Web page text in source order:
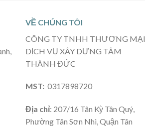
VỀ CHÚNG TÔI
CÔNG TY TNHH THƯƠNG MẠI
DỊCH VỤ XÂY DỰNG TÂM
THÀNH ĐỨC
MST: 0317898720
Địa chỉ: 207/16 Tân Kỳ Tân Quý,
Phường Tân Sơn Nhì, Quận Tân